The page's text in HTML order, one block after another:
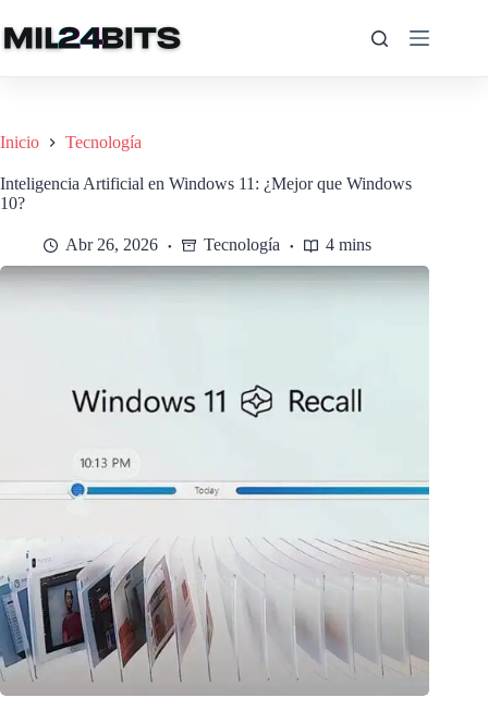
al
contenido
Inicio Tecnología
Inteligencia Artificial en Windows 11: ¿Mejor que Windows
10?
Abr 26, 2026 Tecnología 4 mins